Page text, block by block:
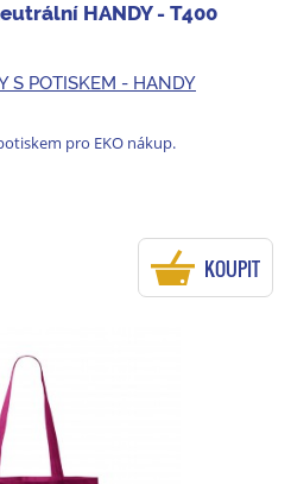
HANDY - T400
S POTISKEM - HANDY
pro EKO nákup.
KOUPIT